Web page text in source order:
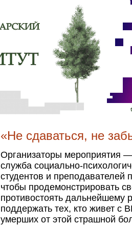
«Не сдаваться, не
Организаторы мероприятия
служба социально-
студентов и преподавателей
чтобы продемонстрировать
противостоять дальнейшему
поддержать тех, кто живет
умерших от этой страшной